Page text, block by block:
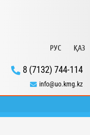
РУС ҚАЗ
8 (7132) 744-114
info@uo.kmg.kz